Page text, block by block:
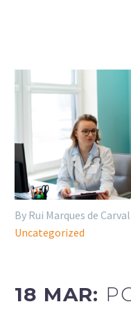
By Rui Marques de
Uncategorized
18 MAR: